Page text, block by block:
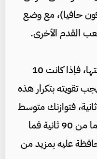
حافيا)، مع وضع
القدم الأخرى.
وانظر في مدة الثبات التي حققتها، فإذا كانت 10
تقويته بتكرار هذه
التمارين. وإذا وصلت إلى 50 ثانية، فتوازنك متوسط
ويحتاج إلى مزيد من التعزيز، أما من 90 ثانية فما
عليه بمزيد من